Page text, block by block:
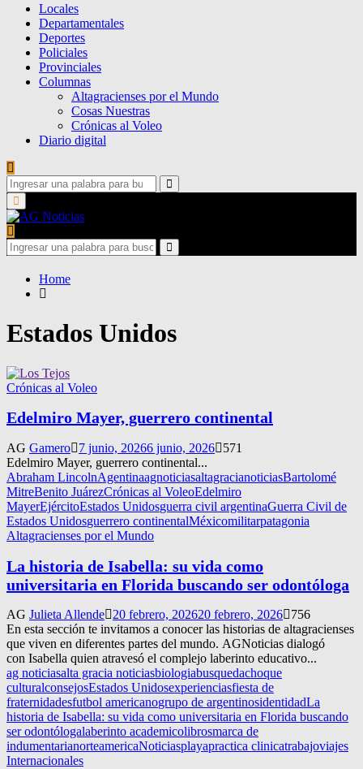
Locales
Departamentales
Deportes
Policiales
Provinciales
Columnas
Altagracienses por el Mundo
Cosas Nuestras
Crónicas al Voleo
Diario digital
Search
for:
Search
Primary
Menu
Search
for:
Search
Home
Estados Unidos
Crónicas al Voleo
Edelmiro Mayer, guerrero continental
AG Gamero 7 junio, 20266 junio, 2026
571
Edelmiro Mayer, guerrero continental...
Abraham LincolnAgentinaagnoticiasaltagracianoticiasBartolomé
MitreBenito JuárezCrónicas al VoleoEdelmiro
MayerEjércitoEstados Unidosguerra civil argentinaGuerra Civil de
Estados Unidosguerrero continentalMéxicomilitarpatagonia
Altagracienses por el Mundo
La historia de Isabella: su vida como
universitaria en Florida buscando ser odontóloga
AG Julieta Allende 20 febrero, 202620 febrero, 2026
756
En esta sección te invitamos a conocer las historias de altagracienses
que viven en diferentes partes del mundo. AGNoticias dialogó
con Isabella quien atravesó el complejo laberinto educativo...
ag noticiasalta gracia noticiasbiologiabusquedachoque
culturalconsejosEstados Unidosexperienciasfiesta de
fraternidadesfutbol americanogrupo de argentinosidentidadLa
historia de Isabella: su vida como universitaria en Florida buscando
ser odontólogalaberinto academicolibrosmarca de
indumentarianorteamericaNoticiasplayapractica clinicatrabajoviajes
Internacionales